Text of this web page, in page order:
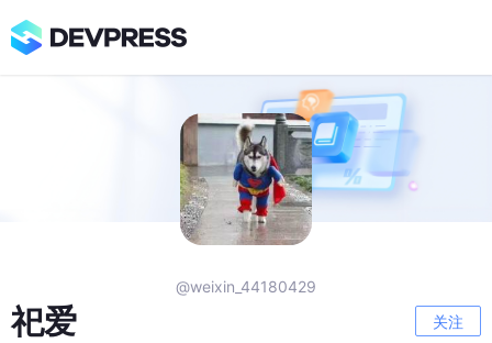
@weixin_44180429
祀爱 关注